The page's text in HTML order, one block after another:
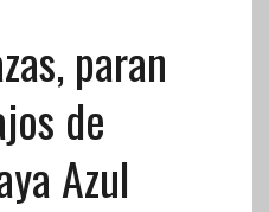
paran
de
Azul